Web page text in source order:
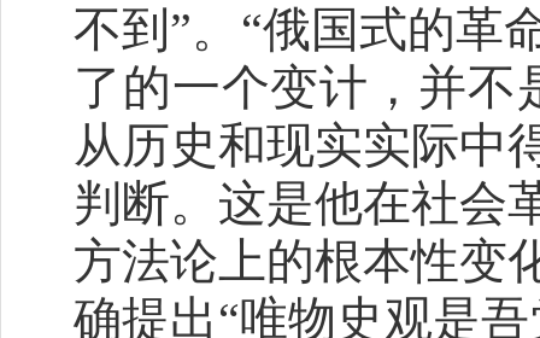
不到”。“俄国式的革
了的一个变计，并不
从历史和现实实际中
判断。这是他在社会
方法论上的根本性变
确提出“唯物史观是